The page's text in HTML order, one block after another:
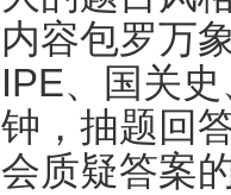
内容包罗万
IPE、国关
钟，抽题回
会质疑答案